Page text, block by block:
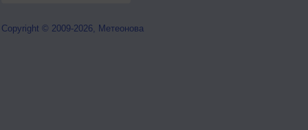
Copyright © 2009-2026, Метеонова